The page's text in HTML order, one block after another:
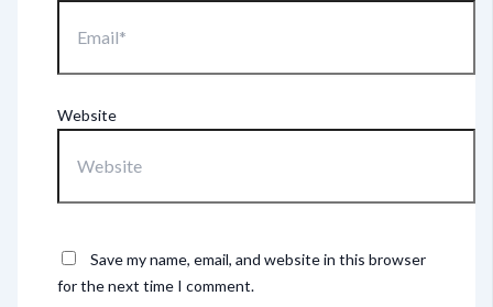
Website
Save my name, email, and website in this browser
for the next time I comment.